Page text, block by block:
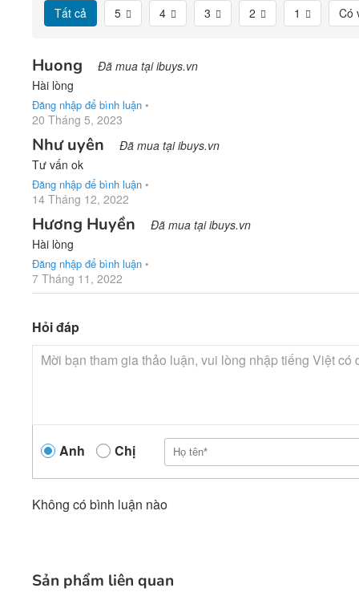
Tất cả 5 4 3 2 1 Có
Huong Đã mua tại ibuys.vn
Hài lòng
Đăng nhập để bình luận •
20 Tháng 5, 2023
Như uyên Đã mua tại ibuys.vn
Tư vấn ok
Đăng nhập để bình luận •
14 Tháng 12, 2022
Hương Huyền Đã mua tại ibuys.vn
Hài lòng
Đăng nhập để bình luận •
7 Tháng 11, 2022
Hỏi đáp
Anh Chị
Không có bình luận nào
Sản phẩm liên quan